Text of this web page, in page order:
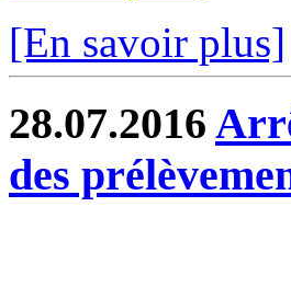
[En savoir plus]
28.07.2016
des